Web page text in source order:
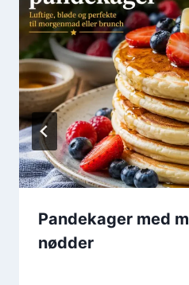
Pandekager med
nødder